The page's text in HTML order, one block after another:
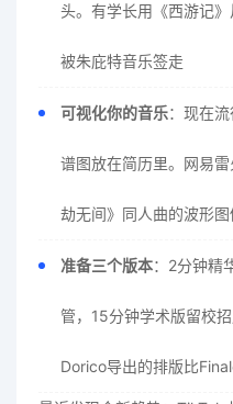
头。有学长用《西游记
被朱庇特音乐签走
可视化你的音乐：现在
谱图放在简历里。网易
劫无间》同人曲的波形
准备三个版本：2分钟精
管，15分钟学术版留校
Dorico导出的排版比